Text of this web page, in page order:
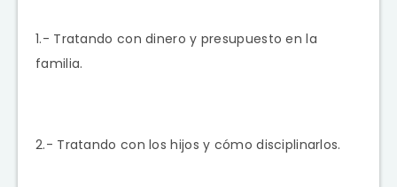
1.- Tratando con dinero y presupuesto en la
familia.
2.- Tratando con los hijos y cómo disciplinarlos.